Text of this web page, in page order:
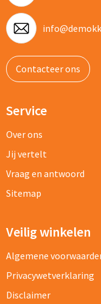
Contacteer ons
Service
Over ons
Jij vertelt
Vraag en antwoord
Sitemap
Veilig winkelen
Algemene
Privacywetverklaring
Disclaimer